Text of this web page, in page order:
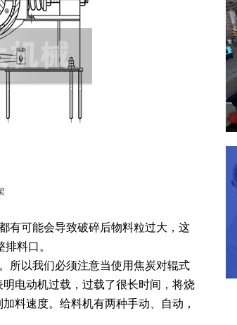
可能会导致破碎后物料粒过大，这
料口。
以我们必须注意当使用焦炭对辊式
电动机过载，过载了很长时间，将烧
料速度。给料机有两种手动、自动，